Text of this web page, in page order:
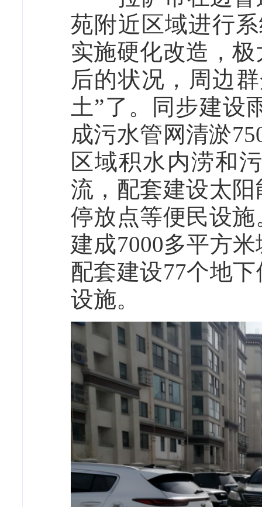
苑附近区域进行
实施硬化改造，
后的状况，周边
土”了。同步建设
成污水管网清淤
区域积水内涝和
流，配套建设太
停放点等便民设
建成7000多平方
配套建设77个地
设施。